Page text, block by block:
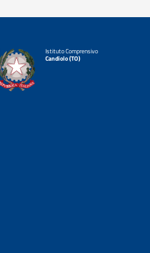
Istituto Comprensivo
Candiolo (TO)